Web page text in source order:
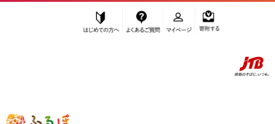
ふるぽ JTBのふるさと納税サイト
「ふるさと納税」TOP